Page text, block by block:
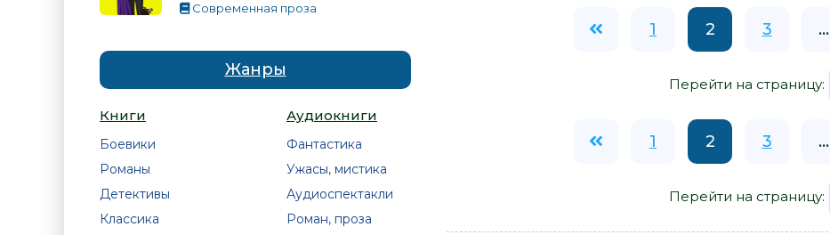
Современная проза
Жанры
Книги
Боевики
Романы
Детективы
Классика
Аудиокниги
Фантастика
Ужасы, мистика
Аудиоспектакли
Роман, проза
1 2 3 ...
Перейти на страницу:
1 2 3 ...
Перейти на страницу: